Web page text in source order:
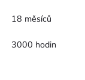
18 měsíců
3000 hodin